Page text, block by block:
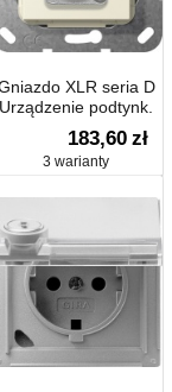
XLR seria D
Urządzenie podtynk.
183,60 zł
3 warianty